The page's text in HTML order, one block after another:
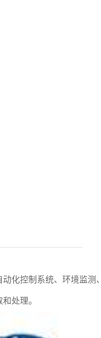
化控制系统、环境监测、
处理。